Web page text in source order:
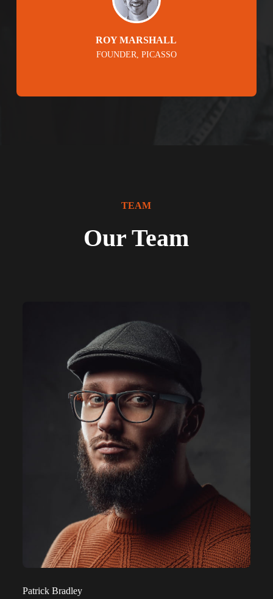
ROY MARSHALL
FOUNDER, PICASSO
TEAM
Our Team
Patrick Bradley